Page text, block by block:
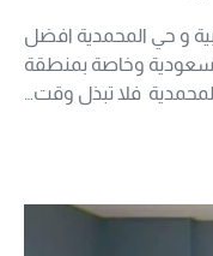
و حي المحمدية افضل
وخاصة بمنطقة
فلا تبذل وقت…